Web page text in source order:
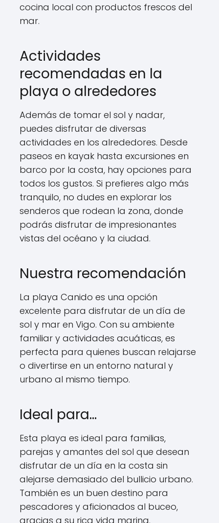
cocina local con productos frescos del
mar.
Actividades
recomendadas en la
playa o alrededores
Además de tomar el sol y nadar,
puedes disfrutar de diversas
actividades en los alrededores. Desde
paseos en kayak hasta excursiones en
barco por la costa, hay opciones para
todos los gustos. Si prefieres algo más
tranquilo, no dudes en explorar los
senderos que rodean la zona, donde
podrás disfrutar de impresionantes
vistas del océano y la ciudad.
Nuestra recomendación
La playa Canido es una opción
excelente para disfrutar de un día de
sol y mar en Vigo. Con su ambiente
familiar y actividades acuáticas, es
perfecta para quienes buscan relajarse
o divertirse en un entorno natural y
urbano al mismo tiempo.
Ideal para…
Esta playa es ideal para familias,
parejas y amantes del sol que desean
disfrutar de un día en la costa sin
alejarse demasiado del bullicio urbano.
También es un buen destino para
pescadores y aficionados al buceo,
gracias a su rica vida marina.